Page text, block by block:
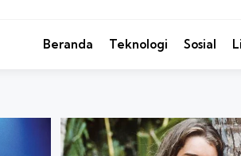
Beranda Teknologi Sosial